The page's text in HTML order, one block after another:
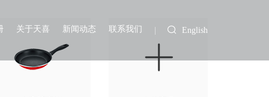
关于天喜 新闻动态 联系我们 English